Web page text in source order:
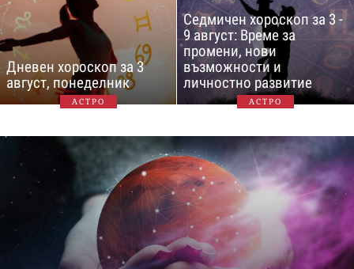
Дневен хороскоп за 3
август, понеделник
АСТРО
Седмичен хороскоп за 3 -
9 август: Време за
промени, нови
възможности и
личностно развитие
АСТРО